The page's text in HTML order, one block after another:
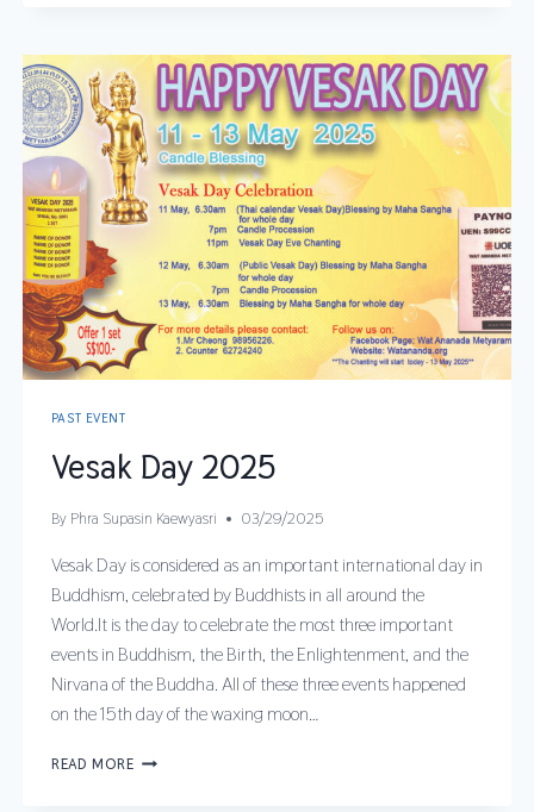
PAST EVENT
Vesak Day 2025
By Phra Supasin Kaewyasri 03/29/2025
Vesak Day is considered as an important international day in
Buddhism, celebrated by Buddhists in all around the
World.It is the day to celebrate the most three important
events in Buddhism, the Birth, the Enlightenment, and the
Nirvana of the Buddha. All of these three events happened
on the 15th day of the waxing moon…
READ MORE